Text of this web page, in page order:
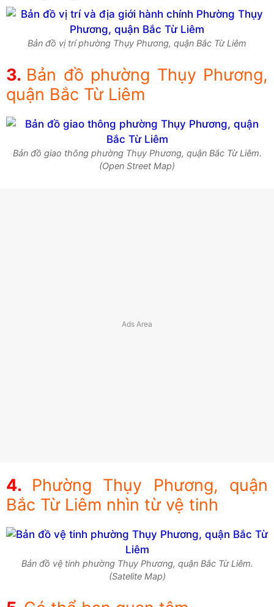
Bản đồ vị trí phường Thụy Phương, quận Bắc Từ Liêm
Bản đồ phường Thụy Phương,
quận Bắc Từ Liêm
Bản đồ giao thông phường Thụy Phương, quận Bắc Từ Liêm.
(Open Street Map)
Phường Thụy Phương, quận
Bắc Từ Liêm nhìn từ vệ tinh
Bản đồ vệ tinh phường Thụy Phương, quận Bắc Từ Liêm.
(Satelite Map)